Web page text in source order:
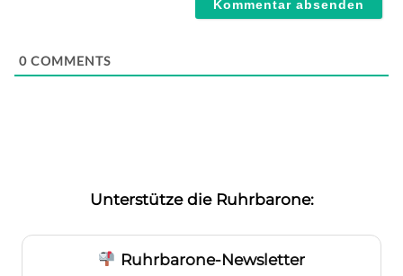
0 COMMENTS
Unterstütze die Ruhrbarone:
Ruhrbarone-Newsletter